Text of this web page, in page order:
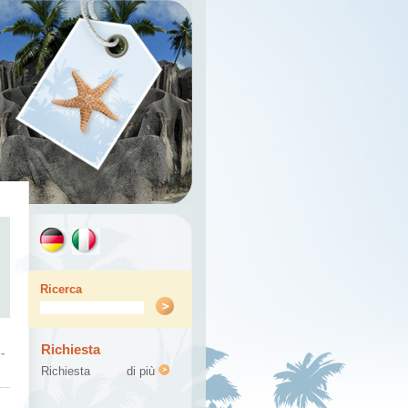
Ricerca
Richiesta
Richiesta di più